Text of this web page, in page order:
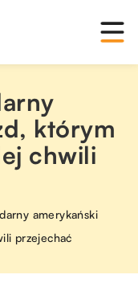
którym
chwili
amerykański
przejechać